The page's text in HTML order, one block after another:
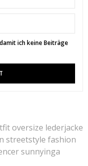
Herbst und steht dir
ich keine Beiträge